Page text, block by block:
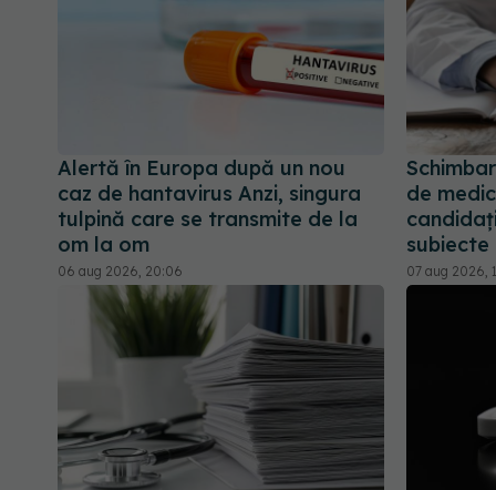
Alertă în Europa după un nou
caz de hantavirus Anzi, singura
tulpină care se transmite de la
om la om
06 aug 2026, 20:06
de
subiecte
07 aug 2026,